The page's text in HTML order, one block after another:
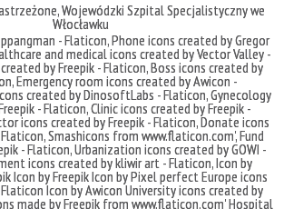
Wojewódzki Szpital Specjalistyczny we
Włocławku
- Flaticon,Phone icons created by Gregor
and medical icons created by Vector Valley -
by Freepik - Flaticon,Boss icons created by
,Emergency room icons created by Awicon -
created by DinosoftLabs - Flaticon,Gynecology
- Flaticon,Clinic icons created by Freepik -
icons created by Freepik - Flaticon,Donate icons
,Smashicons from www.flaticon.com',Fund
- Flaticon,Urbanization icons created by GOWI -
icons created by kliwir art - Flaticon,Icon by
Icon by FreepikIcon by Pixel perfectEurope icons
Icon by Awicon University icons created by
made byFreepik from www.flaticon.com'Hospital